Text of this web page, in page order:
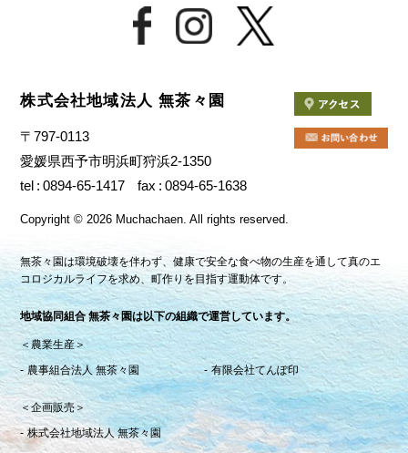
株式会社地域法人 無茶々園
〒797-0113
愛媛県西予市明浜町狩浜2-1350
tel
0894-65-1417 fax 0894-65-1638
Copyright© 2026 Muchachaen.All rights reserved.
無茶々園は環境破壊を伴わず、健康で安全な食べ物の生産を通して真のエ
コロジカルライフを求め、町作りを目指す運動体です。
地域協同組合 無茶々園は以下の組織で運営しています。
＜農業生産＞
農事組合法人 無茶々園
有限会社てんぽ印
＜企画販売＞
株式会社地域法人 無茶々園